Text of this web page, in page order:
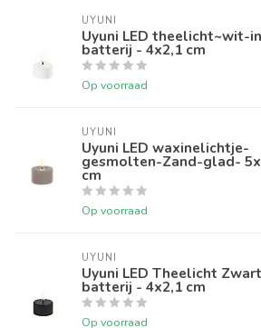
UYUNI
Uyuni LED theelicht~wit-
batterij - 4x2,1 cm
Op voorraad
UYUNI
Uyuni LED waxinelichtje-
gesmolten-Zand-glad-
cm
Op voorraad
UYUNI
Uyuni LED Theelicht
batterij - 4x2,1 cm
Op voorraad